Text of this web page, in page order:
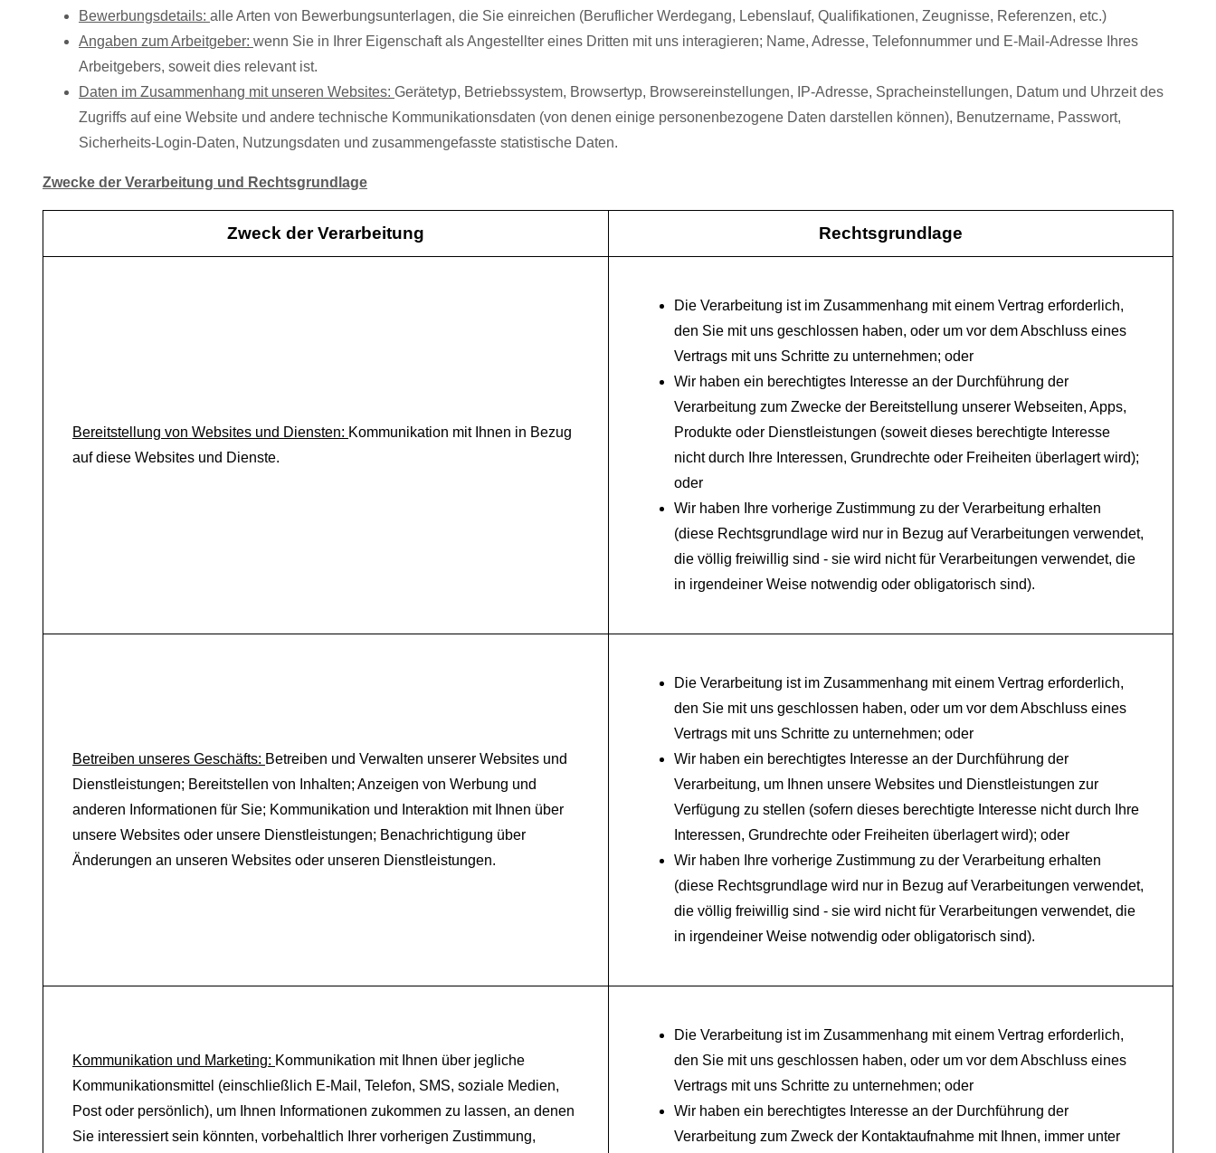
Bewerbungsdetails: alle Arten von Bewerbungsunterlagen, die Sie einreichen (Beruflicher Werdegang, Lebenslauf, Qualifikationen, Zeugnisse, Referenzen, etc.)
Angaben zum Arbeitgeber: wenn Sie in Ihrer Eigenschaft als Angestellter eines Dritten mit uns interagieren; Name, Adresse, Telefonnummer und E-Mail-Adresse Ihres
Arbeitgebers, soweit dies relevant ist.
Daten im Zusammenhang mit unseren Websites: Gerätetyp, Betriebssystem, Browsertyp, Browsereinstellungen, IP-Adresse, Spracheinstellungen, Datum und Uhrzeit des
Zugriffs auf eine Website und andere technische Kommunikationsdaten (von denen einige personenbezogene Daten darstellen können), Benutzername, Passwort,
Sicherheits-Login-Daten, Nutzungsdaten und zusammengefasste statistische Daten.
Zwecke der Verarbeitung und Rechtsgrundlage
Zweck der Verarbeitung Rechtsgrundlage
Bereitstellung von Websites und Diensten: Kommunikation mit Ihnen in Bezug
auf diese Websites und Dienste.
Die Verarbeitung ist im Zusammenhang mit einem Vertrag erforderlich,
den Sie mit uns geschlossen haben, oder um vor dem Abschluss eines
Vertrags mit uns Schritte zu unternehmen; oder
Wir haben ein berechtigtes Interesse an der Durchführung der
Verarbeitung zum Zwecke der Bereitstellung unserer Webseiten, Apps,
Produkte oder Dienstleistungen (soweit dieses berechtigte Interesse
nicht durch Ihre Interessen, Grundrechte oder Freiheiten überlagert wird);
oder
Wir haben Ihre vorherige Zustimmung zu der Verarbeitung erhalten
(diese Rechtsgrundlage wird nur in Bezug auf Verarbeitungen verwendet,
die völlig freiwillig sind - sie wird nicht für Verarbeitungen verwendet, die
in irgendeiner Weise notwendig oder obligatorisch sind).
Betreiben unseres Geschäfts: Betreiben und Verwalten unserer Websites und
Dienstleistungen; Bereitstellen von Inhalten; Anzeigen von Werbung und
anderen Informationen für Sie; Kommunikation und Interaktion mit Ihnen über
unsere Websites oder unsere Dienstleistungen; Benachrichtigung über
Änderungen an unseren Websites oder unseren Dienstleistungen.
Die Verarbeitung ist im Zusammenhang mit einem Vertrag erforderlich,
den Sie mit uns geschlossen haben, oder um vor dem Abschluss eines
Vertrags mit uns Schritte zu unternehmen; oder
Wir haben ein berechtigtes Interesse an der Durchführung der
Verarbeitung, um Ihnen unsere Websites und Dienstleistungen zur
Verfügung zu stellen (sofern dieses berechtigte Interesse nicht durch Ihre
Interessen, Grundrechte oder Freiheiten überlagert wird); oder
Wir haben Ihre vorherige Zustimmung zu der Verarbeitung erhalten
(diese Rechtsgrundlage wird nur in Bezug auf Verarbeitungen verwendet,
die völlig freiwillig sind - sie wird nicht für Verarbeitungen verwendet, die
in irgendeiner Weise notwendig oder obligatorisch sind).
Kommunikation und Marketing: Kommunikation mit Ihnen über jegliche
Kommunikationsmittel (einschließlich E-Mail, Telefon, SMS, soziale Medien,
Post oder persönlich), um Ihnen Informationen zukommen zu lassen, an denen
Sie interessiert sein könnten, vorbehaltlich Ihrer vorherigen Zustimmung,
Die Verarbeitung ist im Zusammenhang mit einem Vertrag erforderlich,
den Sie mit uns geschlossen haben, oder um vor dem Abschluss eines
Vertrags mit uns Schritte zu unternehmen; oder
Wir haben ein berechtigtes Interesse an der Durchführung der
Verarbeitung zum Zweck der Kontaktaufnahme mit Ihnen, immer unter